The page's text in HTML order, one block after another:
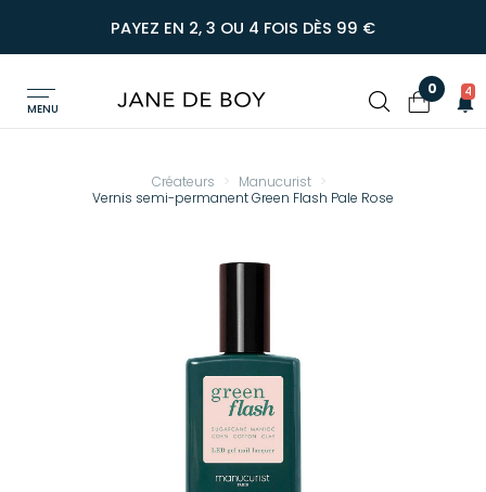
PAYEZ EN 2, 3 OU 4 FOIS DÈS 99 €
MENU
0 4
Créateurs
Manucurist
Vernis semi-permanent Green Flash Pale Rose